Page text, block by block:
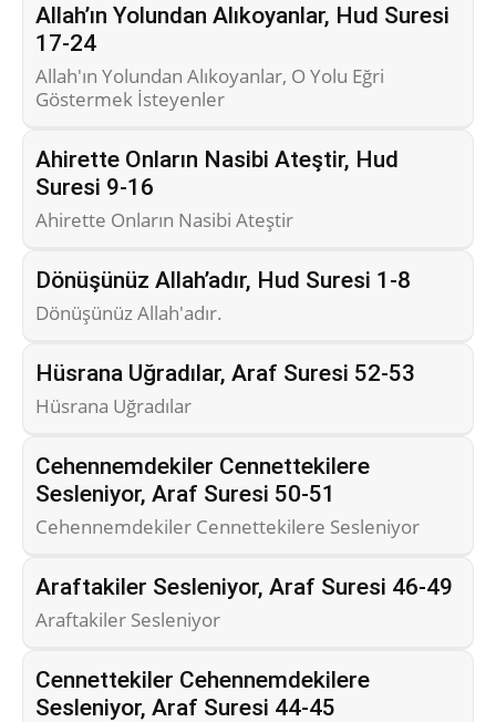
Allah’ın Yolundan Alıkoyanlar, Hud Suresi
17-24
Allah'ın Yolundan Alıkoyanlar, O Yolu Eğri
Göstermek İsteyenler
Ahirette Onların Nasibi Ateştir, Hud
Suresi 9-16
Ahirette Onların Nasibi Ateştir
Dönüşünüz Allah’adır, Hud Suresi 1-8
Dönüşünüz Allah'adır.
Hüsrana Uğradılar, Araf Suresi 52-53
Hüsrana Uğradılar
Cehennemdekiler Cennettekilere
Sesleniyor, Araf Suresi 50-51
Cehennemdekiler Cennettekilere Sesleniyor
Araftakiler Sesleniyor, Araf Suresi 46-49
Araftakiler Sesleniyor
Cennettekiler Cehennemdekilere
Sesleniyor, Araf Suresi 44-45